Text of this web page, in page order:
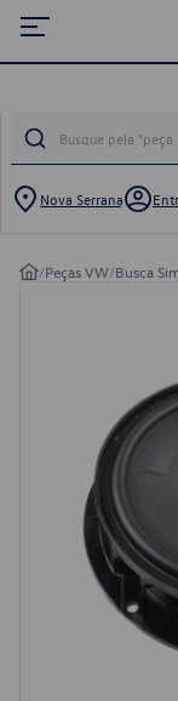
Nova Serrana
/Peças VW/Busca